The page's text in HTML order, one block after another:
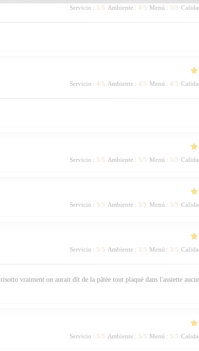
Servicio : 5/5 Ambiente : 4/5 Menú : 5/5
Servicio : 4/5 Ambiente : 4/5 Menú : 4/5
Servicio : 5/5 Ambiente : 5/5 Menú : 5/5
Servicio : 5/5 Ambiente : 5/5 Menú : 5/5
Servicio : 5/5 Ambiente : 3/5 Menú : 3/5
vraiment on aurait dît de la pâtée tout plaqué dans l'assiette
Servicio : 5/5 Ambiente : 5/5 Menú : 5/5